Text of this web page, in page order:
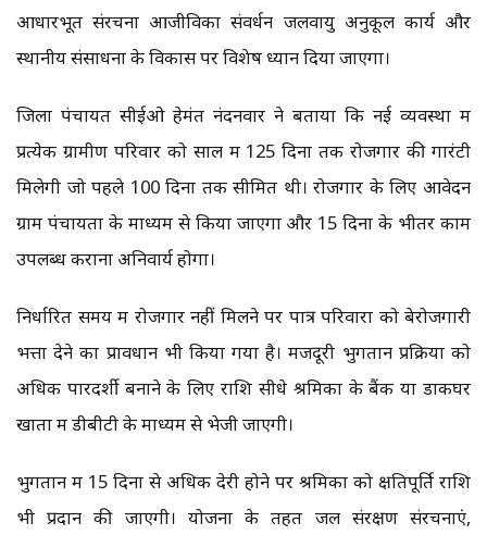
आधारभूत संरचना आजीविका संवर्धन जलवायु अनुकूल कार्य और
स्थानीय संसाधनों के विकास पर विशेष ध्यान दिया जाएगा।
जिला पंचायत सीईओ हेमंत नंदनवार ने बताया कि नई व्यवस्था में
प्रत्येक ग्रामीण परिवार को साल में 125 दिनों तक रोजगार की गारंटी
मिलेगी जो पहले 100 दिनों तक सीमित थी। रोजगार के लिए आवेदन
ग्राम पंचायतों के माध्यम से किया जाएगा और 15 दिनों के भीतर काम
उपलब्ध कराना अनिवार्य होगा।
निर्धारित समय में रोजगार नहीं मिलने पर पात्र परिवारों को बेरोजगारी
भत्ता देने का प्रावधान भी किया गया है। मजदूरी भुगतान प्रक्रिया को
अधिक पारदर्शी बनाने के लिए राशि सीधे श्रमिकों के बैंक या डाकघर
खातों में डीबीटी के माध्यम से भेजी जाएगी।
भुगतान में 15 दिनों से अधिक देरी होने पर श्रमिकों को क्षतिपूर्ति राशि
भी प्रदान की जाएगी। योजना के तहत जल संरक्षण संरचनाएं,